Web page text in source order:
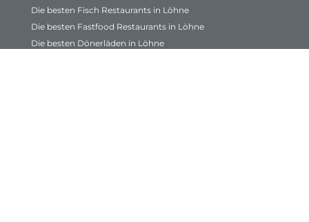
Die besten Fisch Restaurants in Löhne
Die besten Fastfood Restaurants in Löhne
Die besten Dönerläden in Löhne